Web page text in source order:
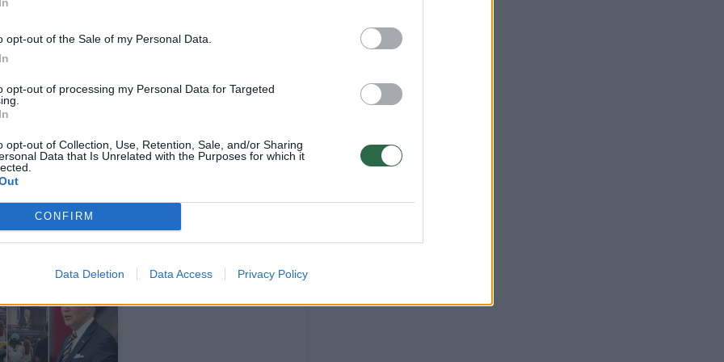
opt-out of the Sale of my Personal Data.
opt-out of processing my Personal Data for Targeted
opt-out of Collection, Use, Retention, Sale, and/or Sharing
Data that Is Unrelated with the Purposes for which it
CONFIRM
Data Deletion Data Access Privacy Policy
tobulinti kvalifikaciją, gilintis į įvairių
kalba verti, kultūros subtilybes ir
o kelias kalbas, iš kurių verčia, ir
esame puikus mokymosi visą
pernelyg jautrias širdis liūdina dar
jau pagyvenai visokiose anglijose, gali
tas vertimas.